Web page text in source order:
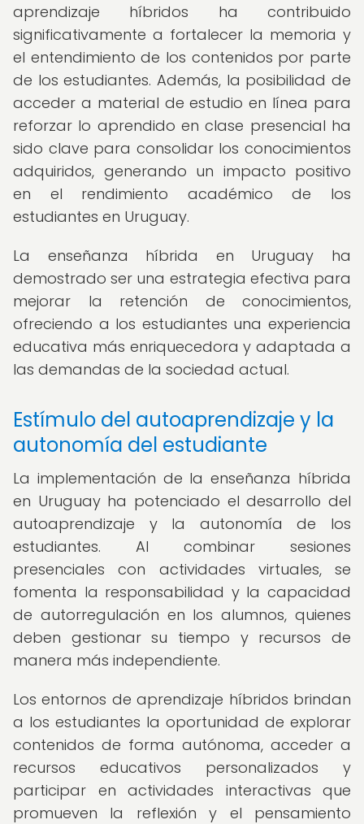
aprendizaje híbridos ha contribuido
significativamente a fortalecer la memoria y
el entendimiento de los contenidos por parte
de los estudiantes. Además, la posibilidad de
acceder a material de estudio en línea para
reforzar lo aprendido en clase presencial ha
sido clave para consolidar los conocimientos
adquiridos, generando un impacto positivo
en el rendimiento académico de los
estudiantes en Uruguay.
La enseñanza híbrida en Uruguay ha
demostrado ser una estrategia efectiva para
mejorar la retención de conocimientos,
ofreciendo a los estudiantes una experiencia
educativa más enriquecedora y adaptada a
las demandas de la sociedad actual.
Estímulo del autoaprendizaje y la
autonomía del estudiante
La implementación de la enseñanza híbrida
en Uruguay ha potenciado el desarrollo del
autoaprendizaje y la autonomía de los
estudiantes. Al combinar sesiones
presenciales con actividades virtuales, se
fomenta la responsabilidad y la capacidad
de autorregulación en los alumnos, quienes
deben gestionar su tiempo y recursos de
manera más independiente.
Los entornos de aprendizaje híbridos brindan
a los estudiantes la oportunidad de explorar
contenidos de forma autónoma, acceder a
recursos educativos personalizados y
participar en actividades interactivas que
promueven la reflexión y el pensamiento